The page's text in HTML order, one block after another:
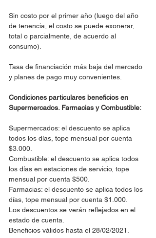
Sin costo por el primer año (luego del año
de tenencia, el costo se puede exonerar,
total o parcialmente, de acuerdo al
consumo).
Tasa de financiación más baja del mercado
y planes de pago muy convenientes.
Condiciones particulares beneficios en
Supermercados. Farmacias y Combustible:
Supermercados: el descuento se aplica
todos los días, tope mensual por cuenta
$3.000.
Combustible: el descuento se aplica todos
los días en estaciones de servicio, tope
mensual por cuenta $500.
Farmacias: el descuento se aplica todos los
días, tope mensual por cuenta $1.000.
Los descuentos se verán reflejados en el
estado de cuenta.
Beneficios válidos hasta el 28/02/2021.